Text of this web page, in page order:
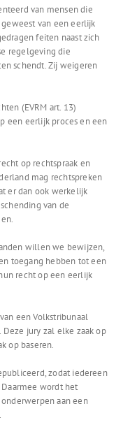
van mensen die
van een eerlijk
feiten naast zich
regelgeving die
schendt. Zij weigeren
(EVRM art. 13)
een eerlijk proces en een
op rechtspraak en
mag rechtspreken
er dan ook werkelijk
van de
willen we bewijzen,
toegang hebben tot een
recht op een eerlijk
een Volkstribunaal
jury zal elke zaak op
op baseren.
zodat iedereen
wordt het
aan een